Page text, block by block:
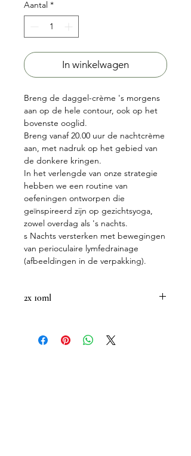
Aantal *
In winkelwagen
Breng de daggel-crème 's morgens
aan op de hele contour, ook op het
bovenste ooglid.
Breng vanaf 20.00 uur de nachtcrème
aan, met nadruk op het gebied van
de donkere kringen.
In het verlengde van onze strategie
hebben we een routine van
oefeningen ontworpen die
geïnspireerd zijn op gezichtsyoga,
zowel overdag als 's nachts.
s Nachts versterken met bewegingen
van perioculaire lymfedrainage
(afbeeldingen in de verpakking).
2x 10ml
die 24u per dag werkt om rimpels,
donkere kringen en wallen te